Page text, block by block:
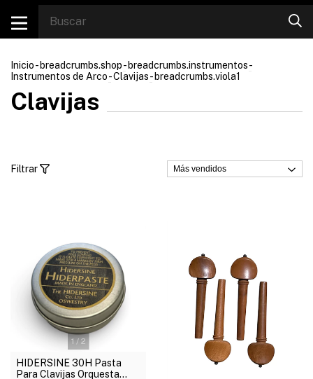
Inicio- breadcrumbs.shop- breadcrumbs.instrumentos-
Instrumentos de Arco-Clavijas- breadcrumbs.viola1
Clavijas
Filtrar
1/ 2
HIDERSINE 30H Pasta
Para Clavijas Orquesta